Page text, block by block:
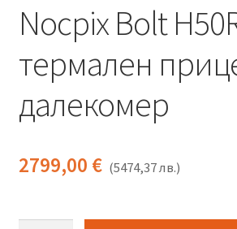
Мюрета
Nocpix Bolt
термален
далекомер
2799,00 € (5474,37лв.)